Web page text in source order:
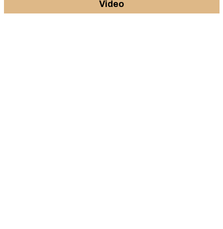
Video